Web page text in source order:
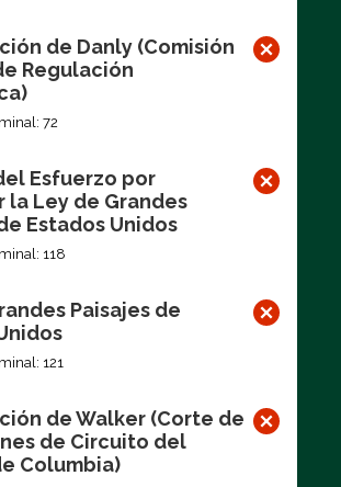
de Danly (Comisión
Regulación
72
Esfuerzo por
la Ley de Grandes
Estados Unidos
118
Paisajes de
121
de Walker (Corte de
de Circuito del
Columbia)